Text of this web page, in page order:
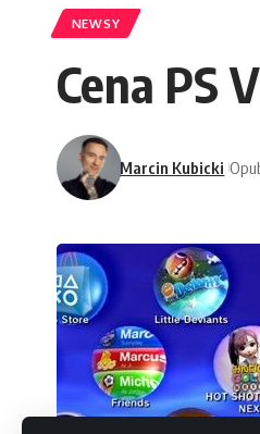
NEWSY
Cena PS
Marcin Kubicki